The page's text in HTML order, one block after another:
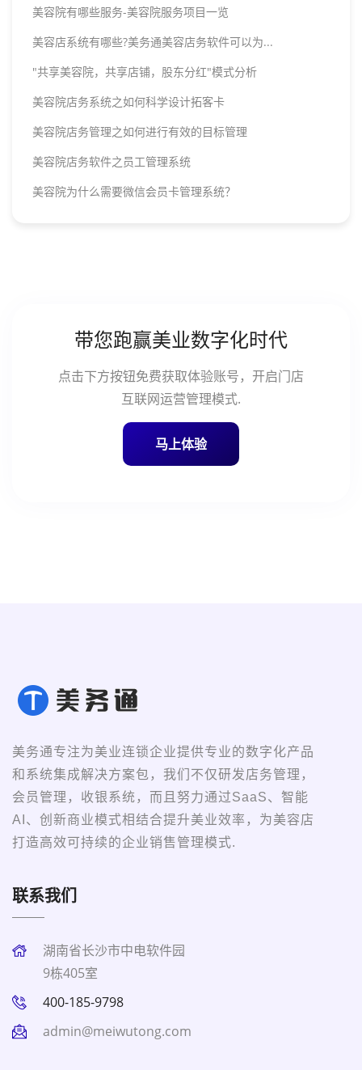
美容院有哪些服务-美容院服务项目一览
美容店系统有哪些?美务通美容店务软件可以为...
"共享美容院，共享店铺，股东分红"模式分析
美容院店务系统之如何科学设计拓客卡
美容院店务管理之如何进行有效的目标管理
美容院店务软件之员工管理系统
美容院为什么需要微信会员卡管理系统？
带您跑赢美业数字化时代
点击下方按钮免费获取体验账号，开启门店
互联网运营管理模式.
马上体验
美务通专注为美业连锁企业提供专业的数字化产品
和系统集成解决方案包，我们不仅研发店务管理，
会员管理，收银系统，而且努力通过SaaS、智能
AI、创新商业模式相结合提升美业效率，为美容店
打造高效可持续的企业销售管理模式.
联系我们
湖南省长沙市中电软件园
9栋405室
400-185-9798
admin@meiwutong.com